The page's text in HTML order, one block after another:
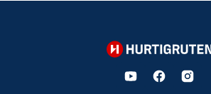
Hurtigruten